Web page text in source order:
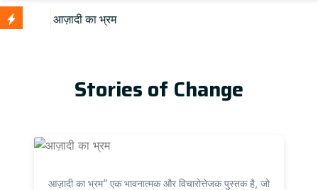
Stories of Change
आज़ादी का भ्रम” एक भावनात्मक और विचारोत्तेजक पुस्तक है, जो